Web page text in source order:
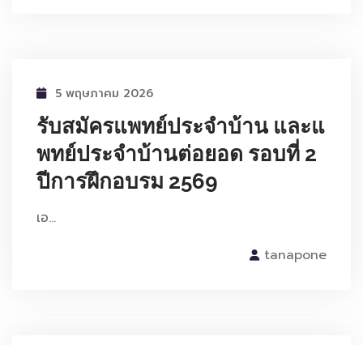
5 พฤษภาคม 2026
รับสมัครแพทย์ประจำบ้าน และแ
พทย์ประจำบ้านต่อยอด รอบที่ 2
ปีการฝึกอบรม 2569
เอ…
tanapone